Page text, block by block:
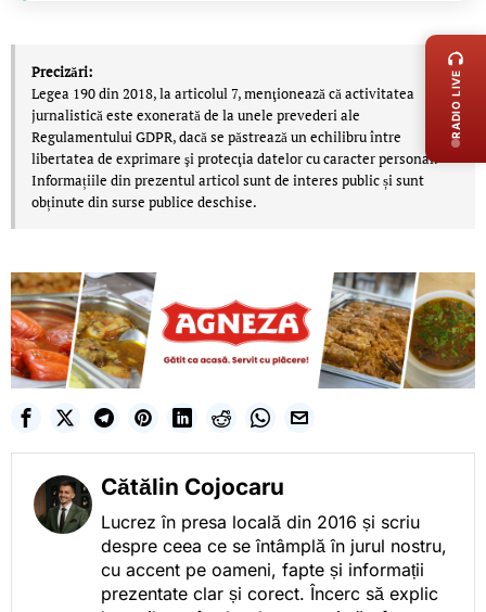
Precizări:
Legea 190 din 2018, la articolul 7, menţionează că activitatea
jurnalistică este exonerată de la unele prevederi ale
Regulamentului GDPR, dacă se păstrează un echilibru între
libertatea de exprimare şi protecţia datelor cu caracter personal.
Informațiile din prezentul articol sunt de interes public și sunt
obținute din surse publice deschise.
Cătălin Cojocaru
Lucrez în presa locală din 2016 și scriu
despre ceea ce se întâmplă în jurul nostru,
cu accent pe oameni, fapte și informații
prezentate clar și corect. Încerc să explic
RADIO LIVE